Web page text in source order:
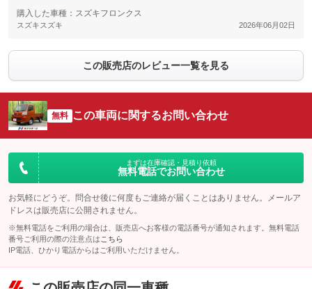
購入した車種：スズキフロンクス
スズキスズキ 2026年06月02日
この販売店のレビュー一覧を見る
無料 この車両に関するお問い合わせ
まずは在庫確認・見積り依頼
無料電話でお問い合わせ
お気軽にどうぞ。問合せ後に何度もご連絡が届くことはありません。メールア
ドレスは販売店に公開されません。
※無料電話をご利用の場合は、販売店へお客様の電話番号が通知されます。無料電話
番号ご利用の際の注意点は こちら
IP電話、ひかり電話からはご利用いただけません。